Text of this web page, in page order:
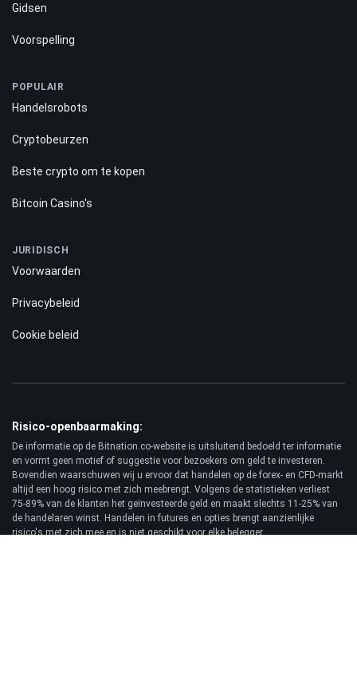
Gidsen
Voorspelling
POPULAIR
Handelsrobots
Cryptobeurzen
Beste crypto om te kopen
Bitcoin Casino's
JURIDISCH
Voorwaarden
Privacybeleid
Cookie beleid
Risico-openbaarmaking:
De informatie op de Bitnation.co-website is uitsluitend bedoeld ter informatie
en vormt geen motief of suggestie voor bezoekers om geld te investeren.
Bovendien waarschuwen wij u ervoor dat handelen op de forex- en CFD-markt
altijd een hoog risico met zich meebrengt. Volgens de statistieken verliest
75-89% van de klanten het geïnvesteerde geld en maakt slechts 11-25% van
de handelaren winst. Handelen in futures en opties brengt aanzienlijke
risico's met zich mee en is niet geschikt voor elke belegger.